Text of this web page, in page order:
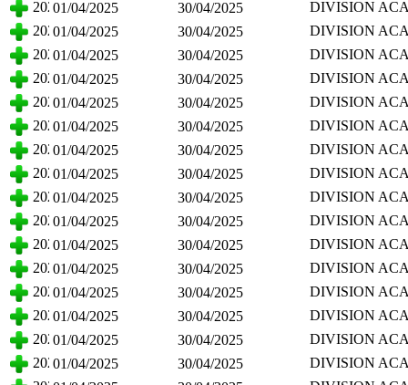
202501/04/2025 30/04/2025
DIVISION
CIENCIAS
202501/04/2025 30/04/2025
DIVISION
CIENCIAS
202501/04/2025 30/04/2025
DIVISION
CIENCIAS
202501/04/2025 30/04/2025
DIVISION
CIENCIAS
202501/04/2025 30/04/2025
DIVISION
CIENCIAS
202501/04/2025 30/04/2025
DIVISION
CIENCIAS
202501/04/2025 30/04/2025
DIVISION
CIENCIAS
202501/04/2025 30/04/2025
DIVISION
CIENCIAS
202501/04/2025 30/04/2025
DIVISION
CIENCIAS
202501/04/2025 30/04/2025
DIVISION
CIENCIAS
202501/04/2025 30/04/2025
DIVISION
CIENCIAS
202501/04/2025 30/04/2025
DIVISION
CIENCIAS
202501/04/2025 30/04/2025
DIVISION
CIENCIAS
202501/04/2025 30/04/2025
DIVISION
CIENCIAS
202501/04/2025 30/04/2025
DIVISION
CIENCIAS
202501/04/2025 30/04/2025
DIVISION
CIENCIAS